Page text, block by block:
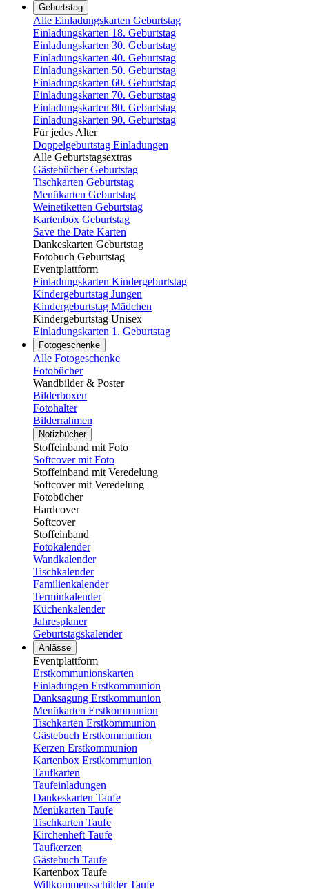
Geburtstag
Alle Einladungskarten Geburtstag
Einladungskarten 18. Geburtstag
Einladungskarten 30. Geburtstag
Einladungskarten 40. Geburtstag
Einladungskarten 50. Geburtstag
Einladungskarten 60. Geburtstag
Einladungskarten 70. Geburtstag
Einladungskarten 80. Geburtstag
Einladungskarten 90. Geburtstag
Für jedes Alter
Doppelgeburtstag Einladungen
Alle Geburtstagsextras
Gästebücher Geburtstag
Tischkarten Geburtstag
Menükarten Geburtstag
Weinetiketten Geburtstag
Kartenbox Geburtstag
Save the Date Karten
Dankeskarten Geburtstag
Fotobuch Geburtstag
Eventplattform
Einladungskarten Kindergeburtstag
Kindergeburtstag Jungen
Kindergeburtstag Mädchen
Kindergeburtstag Unisex
Einladungskarten 1. Geburtstag
Fotogeschenke
Alle Fotogeschenke
Fotobücher
Wandbilder & Poster
Bilderboxen
Fotohalter
Bilderrahmen
Notizbücher
Stoffeinband mit Foto
Softcover mit Foto
Stoffeinband mit Veredelung
Softcover mit Veredelung
Fotobücher
Hardcover
Softcover
Stoffeinband
Fotokalender
Wandkalender
Tischkalender
Familienkalender
Terminkalender
Küchenkalender
Jahresplaner
Geburtstagskalender
Anlässe
Eventplattform
Erstkommunionskarten
Einladungen Erstkommunion
Danksagung Erstkommunion
Menükarten Erstkommunion
Tischkarten Erstkommunion
Gästebuch Erstkommunion
Kerzen Erstkommunion
Kartenbox Erstkommunion
Taufkarten
Taufeinladungen
Dankeskarten Taufe
Menükarten Taufe
Tischkarten Taufe
Kirchenheft Taufe
Taufkerzen
Gästebuch Taufe
Kartenbox Taufe
Willkommensschilder Taufe